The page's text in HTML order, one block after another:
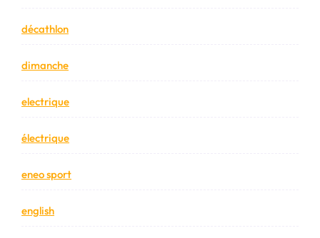
décathlon
dimanche
electrique
électrique
eneo sport
english